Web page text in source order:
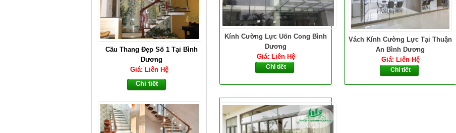
Kính Cường Lực Uốn Cong Bình
Dương
Giá: Liên Hệ
Chi tiết
Vách Kính Cường Lực Tại Thuận
An Bình Dương
Giá: Liên Hệ
Chi tiết
Cầu Thang Đẹp Số 1 Tại Bình
Dương
Giá: Liên Hệ
Chi tiết